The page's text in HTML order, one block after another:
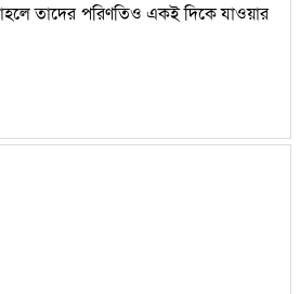
তাদের পরিণতিও একই দিকে যাওয়ার